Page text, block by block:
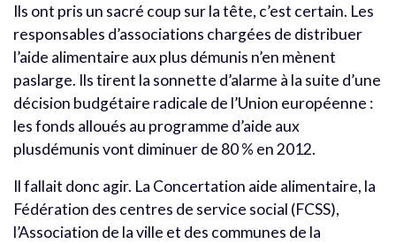
Ils ont pris un sacré coup sur la tête, c’est certain. Les
responsables d’associations chargées de distribuer
l’aide alimentaire aux plus démunis n’en mènent
paslarge. Ils tirent la sonnette d’alarme à la suite d’une
décision budgétaire radicale de l’Union européenne :
les fonds alloués au programme d’aide aux
plusdémunis vont diminuer de 80 % en 2012.
Il fallait donc agir. La Concertation aide alimentaire, la
Fédération des centres de service social (FCSS),
l’Association de la ville et des communes de la